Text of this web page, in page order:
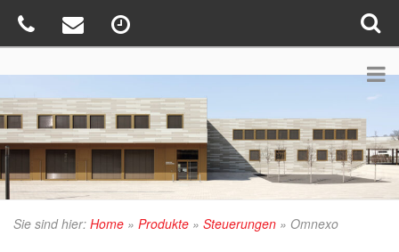
Sie sind hier: Home » Produkte » Steuerungen » Omnexo